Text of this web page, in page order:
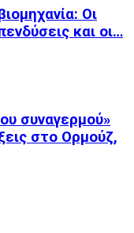
Οι
και οι…
συναγερμού»
στο Ορμούζ,